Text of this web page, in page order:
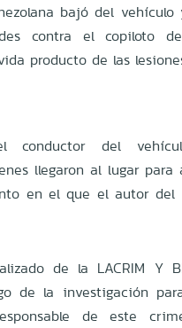
bajó del vehículo
contra el copiloto
producto de las
conductor del
llegaron al lugar
en el que el autor del
de la LACRIM Y
de la investigación
de este